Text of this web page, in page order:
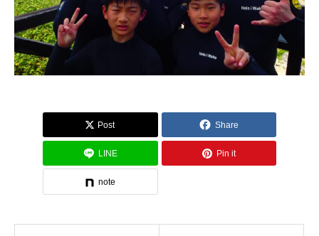
Post Share
LINE Pin it
note